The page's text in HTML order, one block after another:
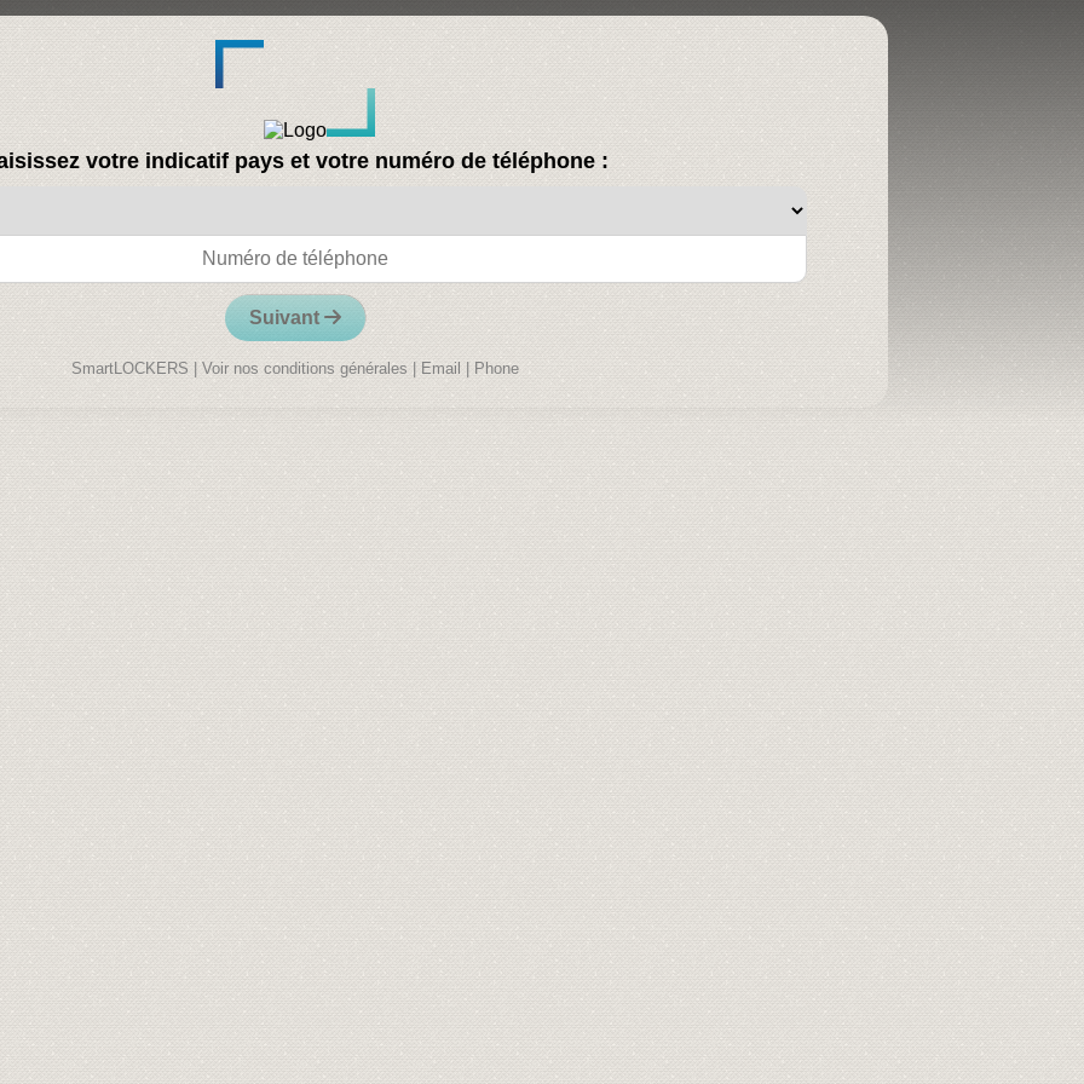
votre indicatif pays et votre numéro de téléphone :
Suivant
SmartLOCKERS Voir nos conditions générales | Email Phone